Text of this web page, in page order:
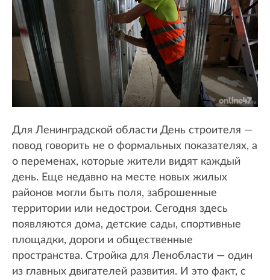
Для Ленинградской области День строителя —
повод говорить не о формальных показателях, а
о переменах, которые жители видят каждый
день. Еще недавно на месте новых жилых
районов могли быть поля, заброшенные
территории или недострои. Сегодня здесь
появляются дома, детские сады, спортивные
площадки, дороги и общественные
пространства. Стройка для Ленобласти — один
из главных двигателей развития. И это факт, с